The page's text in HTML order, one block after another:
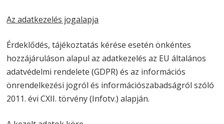
Az adatkezelés jogalapja
Érdeklődés, tájékoztatás kérése esetén önkéntes
hozzájáruláson alapul az adatkezelés az EU általános
adatvédelmi rendelete (GDPR) és az információs
önrendelkezési jogról és információszabadságról szóló
2011. évi CXII. törvény (Infotv.) alapján.